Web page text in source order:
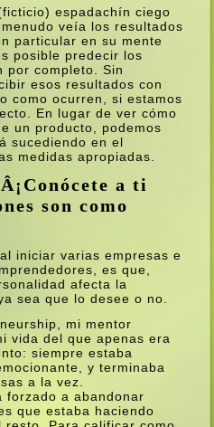
espadachí­n ciego
veí­a los resultados
particular en su mente
posible predecir los
por completo. Sin
esos resultados con
como ocurren, si estamos
En lugar de ver cómo
un producto, podemos
sucediendo en el
medidas apropiadas.
a ti
son como
iniciar varias empresas e
es que,
afecta la
sea que lo desee o no.
mi mentor
vida del que apenas era
siempre estaba
y terminaba
a la vez.
forzado a abandonar
que estaba haciendo